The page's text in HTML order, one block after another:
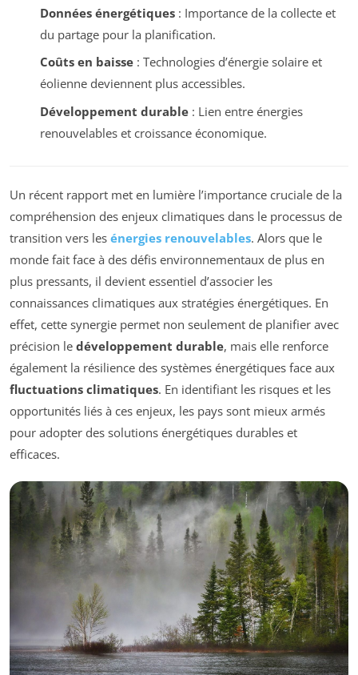
Données énergétiques: Importance de la collecte et
du partage pour la planification.
Coûts en baisse: Technologies d’énergie solaire et
éolienne deviennent plus accessibles.
Développement durable: Lien entre énergies
renouvelables et croissance économique.
Un récent rapport met en lumière l’importance cruciale de la
compréhension des enjeux climatiques dans le processus de
transition vers les énergies renouvelables. Alors que le
monde fait face à des défis environnementaux de plus en
plus pressants, il devient essentiel d’associer les
connaissances climatiques aux stratégies énergétiques. En
effet, cette synergie permet non seulement de planifier avec
précision le développement durable, mais elle renforce
également la résilience des systèmes énergétiques face aux
fluctuations climatiques. En identifiant les risques et les
opportunités liés à ces enjeux, les pays sont mieux armés
pour adopter des solutions énergétiques durables et
efficaces.